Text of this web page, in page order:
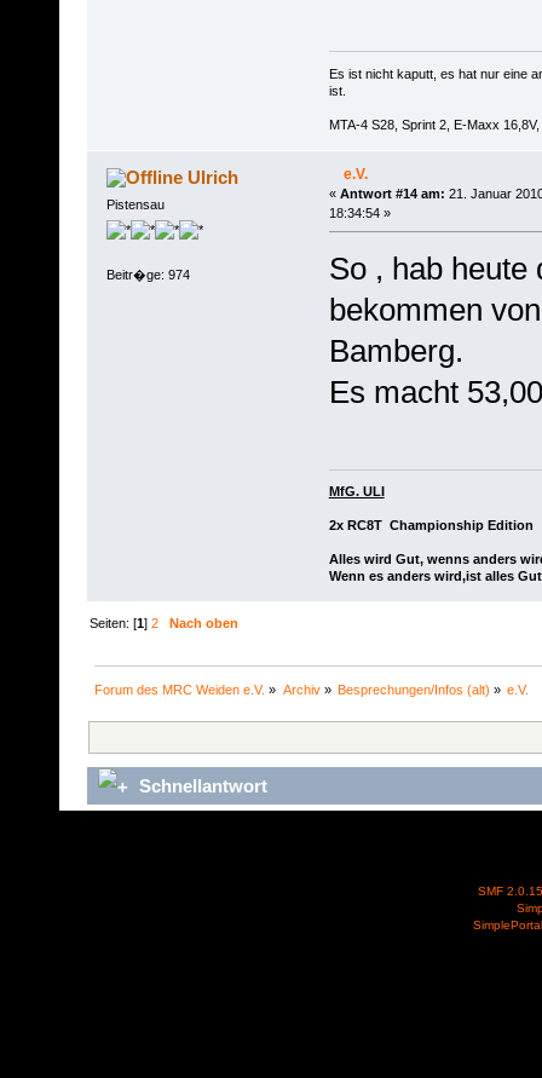
Es ist nicht kaputt, es hat nur eine
ist.
MTA-4 S28, Sprint 2, E-Maxx
Ulrich
Pistensau
Beitr�ge: 974
e.V.
« Antwort #14 am: 21. Januar
18:34:54 »
So , hab heute
bekommen
Bamberg.
Es macht
MfG. ULI
2x RC8T Championship Edition
Alles wird Gut, wenns anders
Wenn es anders wird,ist alles Gut
Seiten: [1]2 Nach oben
Forum des MRC Weiden e.V. » Archiv» Besprechungen/Infos (alt) » e.V.
Schnellantwort
SMF 2.0.15